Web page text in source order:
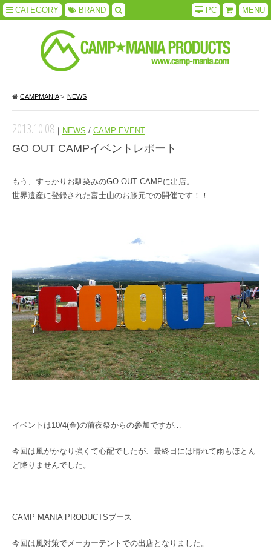
CATEGORY BRAND MENU
PC
CAMPMANIA> NEWS
2013.10.08 ｜ NEWS / CAMP EVENT
GO OUT CAMPイベントレポート
もう、すっかりお馴染みのGO OUT CAMPに出店。
世界遺産に登録された富士山のお膝元での開催です！！
イベントは10/4(金)の前夜祭からの参加ですが…
今回は風がかなり強くて心配でしたが、最終日には晴れて雨もほとん
ど降りませんでした。
CAMP MANIA PRODUCTSブース
今回は風対策でメーカーテントでの出店となりました。